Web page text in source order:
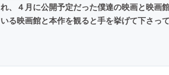
、４月に公開予定だった僕達の映画と映
る映画館と本作を観ると手を挙げて下さ